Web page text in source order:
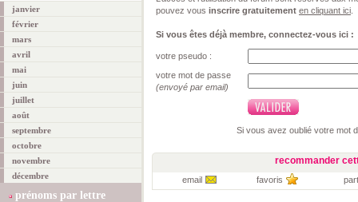
janvier
février
mars
avril
mai
juin
juillet
août
septembre
octobre
novembre
décembre
prénoms par lettre
pouvez vous inscrire gratuitement en cliquant ici
Si vous êtes déjà membre, connectez-vous ici :
votre pseudo :
votre mot de passe
(envoyé par email)
Si vous avez oublié votre mot
recommander
email favoris